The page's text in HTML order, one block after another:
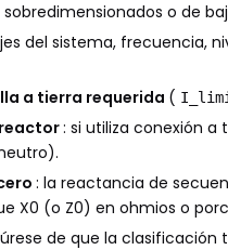
o de
del sistema, frecuencia,
a tierra requerida (
: si utiliza conexión a
: la reactancia de
X0 (o Z0) en ohmios o
de que la